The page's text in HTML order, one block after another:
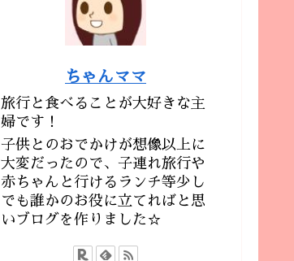
ちゃんママ
旅行と食べることが大好きな主
婦です！
子供とのおでかけが想像以上に
大変だったので、子連れ旅行や
赤ちゃんと行けるランチ等少し
でも誰かのお役に立てればと思
いブログを作りました☆